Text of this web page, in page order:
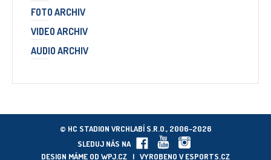
FOTO ARCHIV
VIDEO ARCHIV
AUDIO ARCHIV
© HC STADION VRCHLABÍ S.R.O., 2006–2026
SLEDUJ NÁS NA
DESIGN MÁME OD WPJ.CZ | VYROBENO VESPORTS.CZ